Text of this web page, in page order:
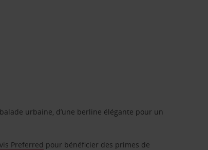
urbaine, d’une berline élégante pour un
Preferred pour bénéficier des primes de